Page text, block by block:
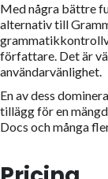
Med några bättre
alternativ till
författare. Det är
användarvänlighet.
En av dess
tillägg för en
Docs och många